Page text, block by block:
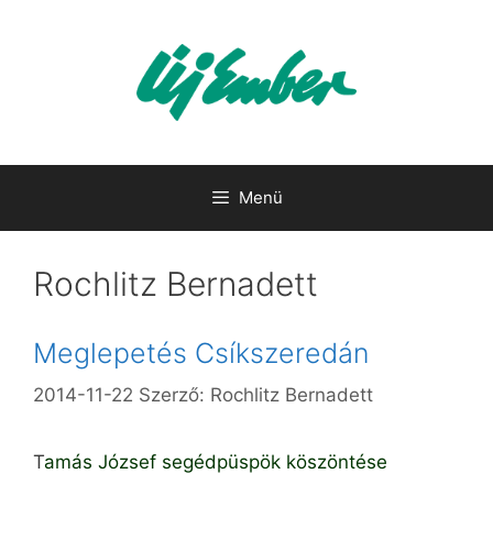
Menü
Rochlitz Bernadett
Meglepetés Csíkszeredán
2014-11-22 Szerző: Rochlitz Bernadett
Tamás József segédpüspök köszöntése